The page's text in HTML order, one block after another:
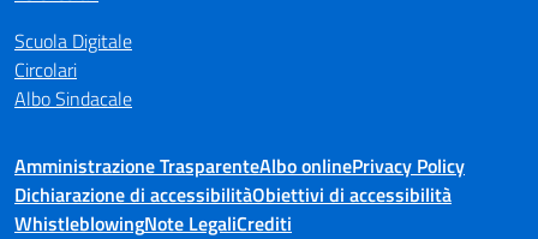
Scuola Digitale
Circolari
Albo Sindacale
Amministrazione TrasparenteAlbo onlinePrivacy Policy
Dichiarazione di accessibilitàObiettivi di accessibilità
WhistleblowingNote LegaliCrediti